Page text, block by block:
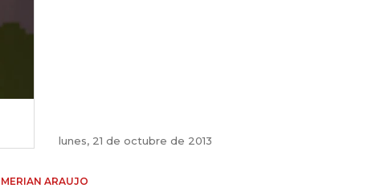
lunes, 21 de octubre de 2013
MERIAN ARAUJO